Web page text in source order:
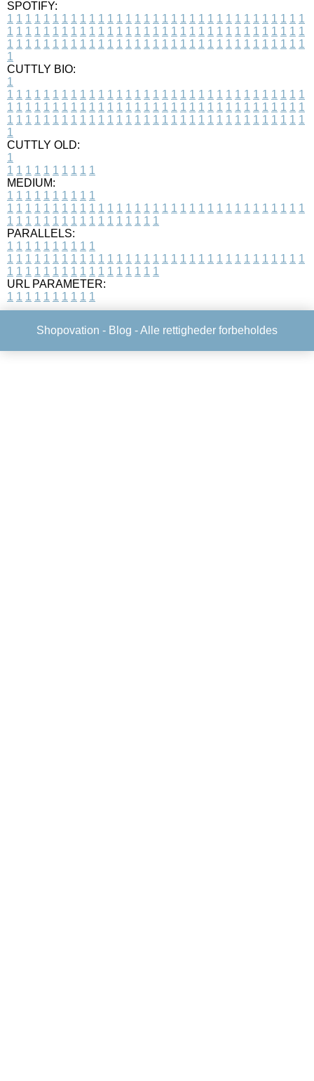
SPOTIFY:
1 1 1 1 1 1 1 1 1 1 1 1 1 1 1 1 1 1 1 1 1 1 1 1 1 1 1 1 1 1 1 1 1
1 1 1 1 1 1 1 1 1 1 1 1 1 1 1 1 1 1 1 1 1 1 1 1 1 1 1 1 1 1 1 1 1
1 1 1 1 1 1 1 1 1 1 1 1 1 1 1 1 1 1 1 1 1 1 1 1 1 1 1 1 1 1 1 1 1
1
CUTTLY BIO:
1
1 1 1 1 1 1 1 1 1 1 1 1 1 1 1 1 1 1 1 1 1 1 1 1 1 1 1 1 1 1 1 1 1
1 1 1 1 1 1 1 1 1 1 1 1 1 1 1 1 1 1 1 1 1 1 1 1 1 1 1 1 1 1 1 1 1
1 1 1 1 1 1 1 1 1 1 1 1 1 1 1 1 1 1 1 1 1 1 1 1 1 1 1 1 1 1 1 1 1
1
CUTTLY OLD:
1
1 1 1 1 1 1 1 1 1 1
MEDIUM:
1 1 1 1 1 1 1 1 1 1
1 1 1 1 1 1 1 1 1 1 1 1 1 1 1 1 1 1 1 1 1 1 1 1 1 1 1 1 1 1 1 1 1
1 1 1 1 1 1 1 1 1 1 1 1 1 1 1 1 1
PARALLELS:
1 1 1 1 1 1 1 1 1 1
1 1 1 1 1 1 1 1 1 1 1 1 1 1 1 1 1 1 1 1 1 1 1 1 1 1 1 1 1 1 1 1 1
1 1 1 1 1 1 1 1 1 1 1 1 1 1 1 1 1
URL PARAMETER:
1 1 1 1 1 1 1 1 1 1
Shopovation - Blog - Alle rettigheder forbeholdes